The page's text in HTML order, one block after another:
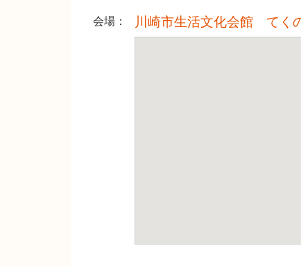
会場： 川崎市生活文化会館 てく